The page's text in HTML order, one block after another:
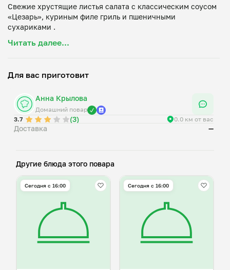
Свежие хрустящие листья салата с классическим соусом
«Цезарь», куриным филе гриль и пшеничными
Читать далее...
Для вас приготовит
Анна Крылова
Домашний повар
3.7
(3) 0.0 км от вас
Доставка —
Другие блюда этого повара
Сегодня с 16:00 Сегодня с 16:00